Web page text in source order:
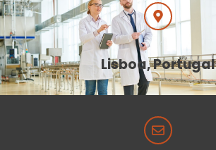
Lisboa, Portugal